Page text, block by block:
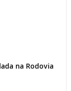
na Rodovia